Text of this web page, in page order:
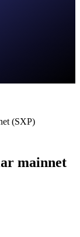
(SXP)
mainnet